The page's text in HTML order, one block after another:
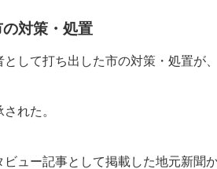
対策・処置
して打ち出した市の対策・処置が
れた。
ュー記事として掲載した地元新聞